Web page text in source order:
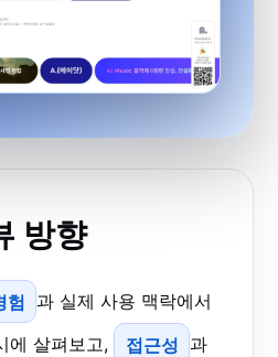
방향
험 과 실제 사용 맥락에서
에 살펴보고, 접근성 과